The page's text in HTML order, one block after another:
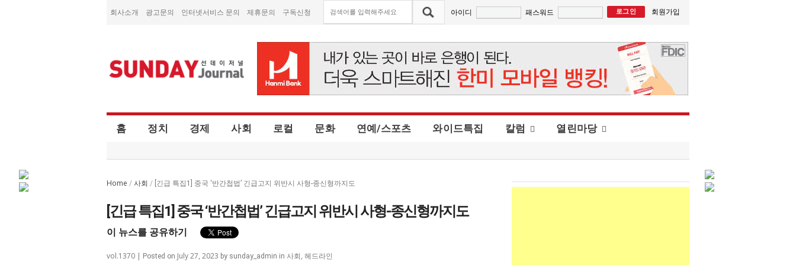
회사소개 광고문의 인터넷서비스 문의 제휴문의 구독신청 아이디 패스워드 회원가입
홈 정치 경제 사회 로컬 문화 연예/스포츠 와이드특집 칼럼 열린마당
Home / 사회 / [긴급 특집1] 중국 ‘반간첩법’ 긴급고지 위반시 사형-종신형까지도
[긴급 특집1] 중국 ‘반간첩법’ 긴급고지 위반시 사형-종신형까지도
이 뉴스를 공유하기
vol.1370 | Posted on July 27, 2023 by sunday_admin in 사회, 헤드라인